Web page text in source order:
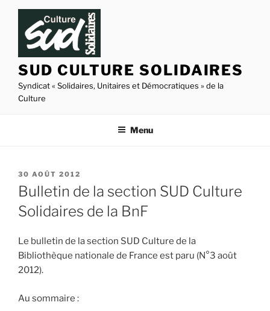
Aller
contenu
principal
SUD CULTURE SOLIDAIRES
Syndicat « Solidaires, Unitaires et Démocratiques » de la
Culture
Menu
PUBLIÉ
LE
30 AOÛT 2012
Bulletin de la section SUD Culture
Solidaires de la BnF
Le bulletin de la section SUD Culture de la
Bibliothèque nationale de France est paru (N°3 août
2012).
Au sommaire :